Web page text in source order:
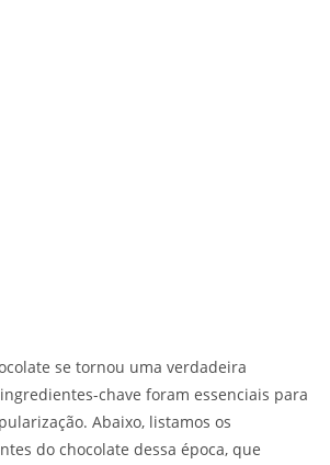
se tornou uma verdadeira
chave foram essenciais para
Abaixo, listamos os
do chocolate dessa época, que